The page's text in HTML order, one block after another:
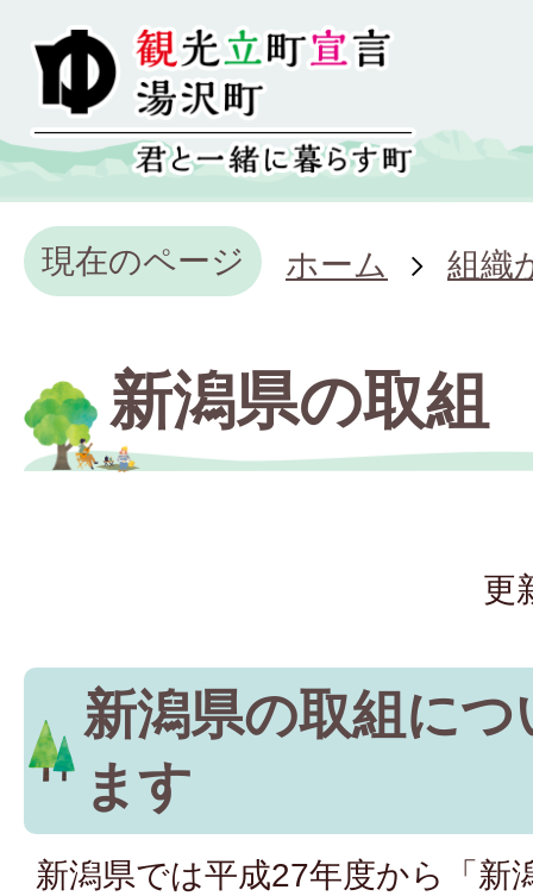
現在のページ ホーム 組織
新潟県の取組
更
新潟県の取組に
ます
新潟県では平成27年度から「新